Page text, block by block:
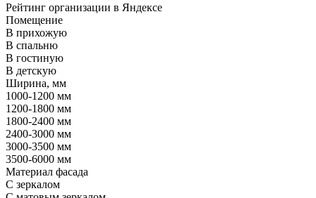
Рейтинг организации в Яндексе
Помещение
В прихожую
В спальню
В гостиную
В детскую
Ширина, мм
1000-1200 мм
1200-1800 мм
1800-2400 мм
2400-3000 мм
3000-3500 мм
3500-6000 мм
Материал фасада
С зеркалом